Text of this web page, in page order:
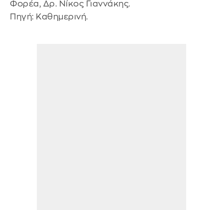
Φορέα, Δρ. Νίκος Γιαννάκης.
Πηγή: Καθημερινή.